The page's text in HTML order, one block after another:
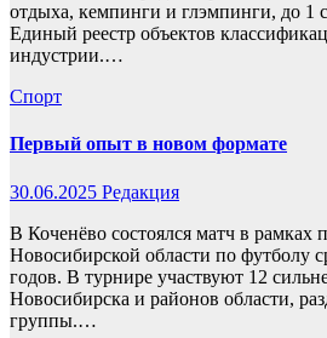
отдыха, кемпинги и глэмпинги, до 1
Единый реестр объектов
индустрии.…
Спорт
Первый опыт в новом формате
30.06.2025 Редакция
В Коченёво состоялся матч в рамках
Новосибирской области по футболу
годов. В турнире участвуют 12
Новосибирска и районов области,
группы.…